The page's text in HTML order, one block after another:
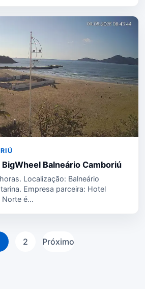
BigWheel Balneário Camboriú
Localização: Balneário
Empresa parceira: Hotel
Norte é…
2 Próximo